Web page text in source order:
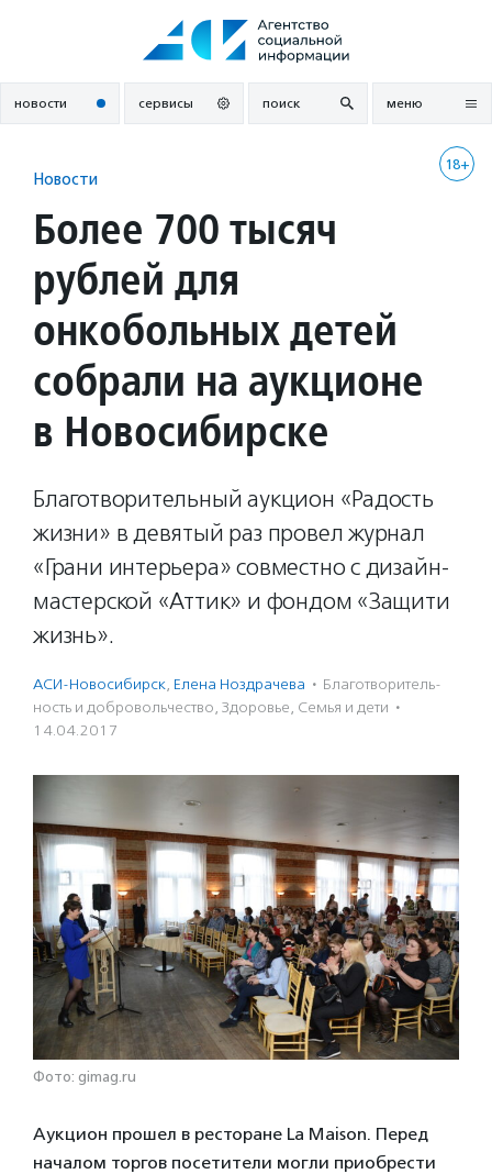
новости сервисы поиск меню
18+
Новости
Более 700 тысяч
рублей для
онкобольных детей
собрали на аукционе
в Новосибирске
Благотворительный аукцион «Радость
жизни» в девятый раз провел журнал
«Грани интерьера» совместно с дизайн-
мастерской «Аттик» и фондом «Защити
жизнь».
АСИ-Новосибирск, Елена Ноздрачева · Благотвори­тель­
ность и доброволь­чест­во, Здоровье, Семья и дети ·
14.04.2017
Фото: gimag.ru
Аукцион прошел в ресторане La Maison. Перед
началом торгов посетители могли приобрести